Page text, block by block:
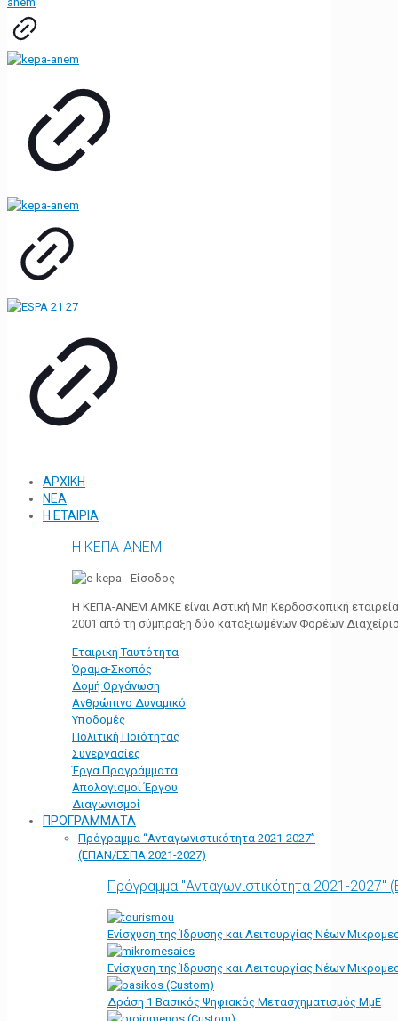
ΑΡΧΙΚΗ
ΝΕΑ
Η ΕΤΑΙΡΙΑ
Η ΚΕΠΑ-ΑΝΕΜ
Η ΚΕΠΑ-ΑΝΕΜ ΑΜΚΕ είναι Αστική Μη Κερδοσκοπική
2001 από τη σύμπραξη δύο καταξιωμένων Φορέων
Εταιρική Ταυτότητα
Όραμα-Σκοπός
Δομή Οργάνωση
Ανθρώπινο Δυναμικό
Υποδομές
Πολιτική Ποιότητας
Συνεργασίες
Έργα Προγράμματα
Απολογισμοί Έργου
Διαγωνισμοί
ΠΡΟΓΡΑΜΜΑΤΑ
Πρόγραμμα “Ανταγωνιστικότητα 2021-2027”
(ΕΠΑΝ/ΕΣΠΑ 2021-2027)
Πρόγραμμα "Ανταγωνιστικότητα 2021-
Ενίσχυση της Ίδρυσης και Λειτουργίας Νέων
Ενίσχυση της Ίδρυσης και Λειτουργίας Νέων
Δράση 1 Βασικός Ψηφιακός Μετασχηματισμός ΜμΕ